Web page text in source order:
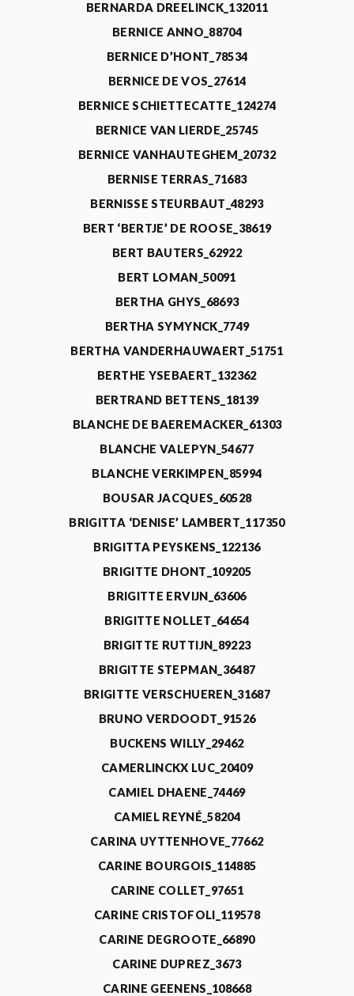
BERNARDA DREELINCK_132011
BERNICE ANNO_88704
BERNICE D’HONT_78534
BERNICE DE VOS_27614
BERNICE SCHIETTECATTE_124274
BERNICE VAN LIERDE_25745
BERNICE VANHAUTEGHEM_20732
BERNISE TERRAS_71683
BERNISSE STEURBAUT_48293
BERT ‘BERTJE’ DE ROOSE_38619
BERT BAUTERS_62922
BERT LOMAN_50091
BERTHA GHYS_68693
BERTHA SYMYNCK_7749
BERTHA VANDERHAUWAERT_51751
BERTHE YSEBAERT_132362
BERTRAND BETTENS_18139
BLANCHE DE BAEREMACKER_61303
BLANCHE VALEPYN_54677
BLANCHE VERKIMPEN_85994
BOUSAR JACQUES_60528
BRIGITTA ‘DENISE’ LAMBERT_117350
BRIGITTA PEYSKENS_122136
BRIGITTE DHONT_109205
BRIGITTE ERVIJN_63606
BRIGITTE NOLLET_64654
BRIGITTE RUTTIJN_89223
BRIGITTE STEPMAN_36487
BRIGITTE VERSCHUEREN_31687
BRUNO VERDOODT_91526
BUCKENS WILLY_29462
CAMERLINCKX LUC_20409
CAMIEL DHAENE_74469
CAMIEL REYNÉ_58204
CARINA UYTTENHOVE_77662
CARINE BOURGOIS_114885
CARINE COLLET_97651
CARINE CRISTOFOLI_119578
CARINE DEGROOTE_66890
CARINE DUPREZ_3673
CARINE GEENENS_108668